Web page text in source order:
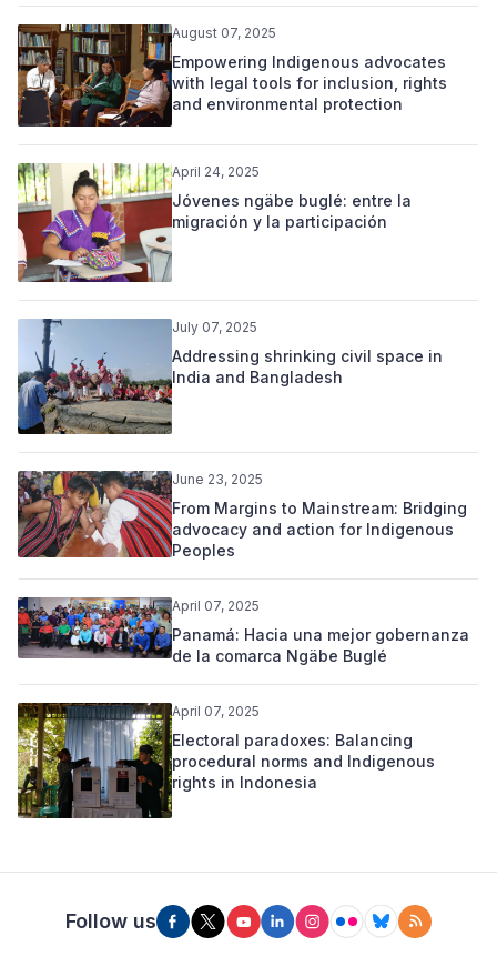
August 07, 2025
Empowering Indigenous advocates
with legal tools for inclusion, rights
and environmental protection
April 24, 2025
Jóvenes ngäbe buglé: entre la
migración y la participación
July 07, 2025
Addressing shrinking civil space in
India and Bangladesh
June 23, 2025
From Margins to Mainstream: Bridging
advocacy and action for Indigenous
Peoples
April 07, 2025
Panamá: Hacia una mejor gobernanza
de la comarca Ngäbe Buglé
April 07, 2025
Electoral paradoxes: Balancing
procedural norms and Indigenous
rights in Indonesia
Follow us